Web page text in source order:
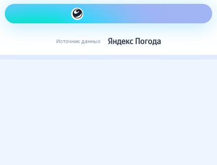
Как одеться сегодня
Источник данных